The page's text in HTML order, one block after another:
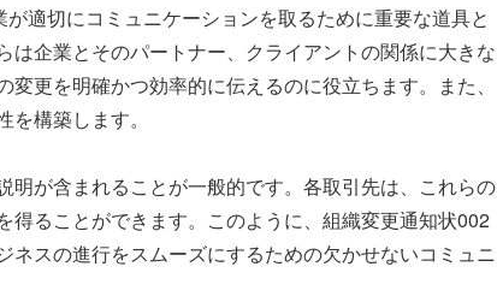
適切にコミュニケーションを取るために重要な道具と
企業とそのパートナー、クライアントの関係に大きな
更を明確かつ効率的に伝えるのに役立ちます。また、
構築します。
が含まれることが一般的です。各取引先は、これらの
ることができます。このように、組織変更通知状002
スの進行をスムーズにするための欠かせないコミュニ